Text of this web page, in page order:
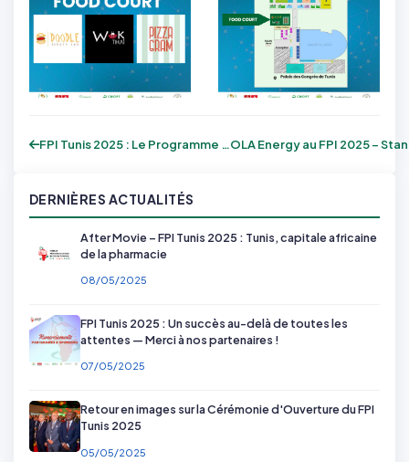
FPI Tunis 2025 : Le Programme Officiel e...
DERNIÈRES ACTUALITÉS
After Movie – FPI Tunis 2025 : Tunis, capitale africaine
de la pharmacie
08/05/2025
FPI Tunis 2025 : Un succès au-delà de toutes les
attentes — Merci à nos partenaires !
07/05/2025
Retour en images sur la Cérémonie d'Ouverture du FPI
Tunis 2025
05/05/2025